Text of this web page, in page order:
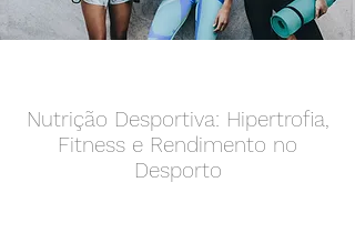
Nutrição Desportiva: Hipertrofia,
Fitness e Rendimento no
Desporto